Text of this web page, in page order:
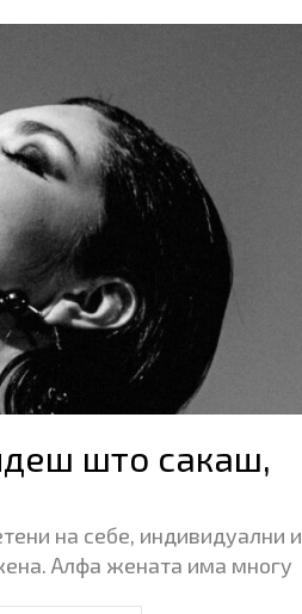
што сакаш,
на себе, индивидуални и
Алфа жената има многу